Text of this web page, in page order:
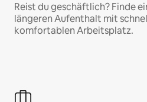
Reist du geschäftlich? Finde
längeren Aufenthalt mit
komfortablen Arbeitsplatz.